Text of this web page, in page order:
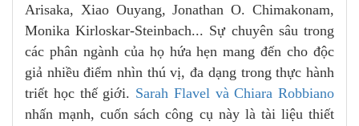
Arisaka, Xiao Ouyang, Jonathan O. Chimakonam,
Monika Kirloskar-Steinbach... Sự chuyên sâu trong
các phân ngành của họ hứa hẹn mang đến cho độc
giả nhiều điểm nhìn thú vị, đa dạng trong thực hành
triết học thế giới. Sarah Flavel và Chiara Robbiano
nhấn mạnh, cuốn sách công cụ này là tài liệu thiết